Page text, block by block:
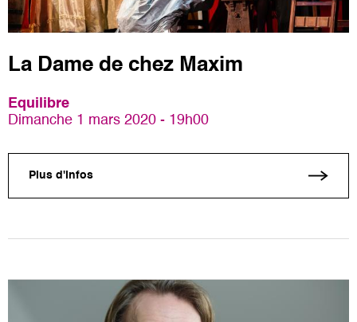
La Dame de chez Maxim
Equilibre
Dimanche 1 mars 2020 - 19h00
Plus d'infos